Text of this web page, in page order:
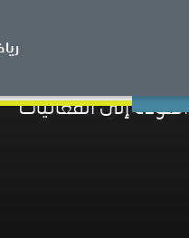
العودة إلى الفعاليات